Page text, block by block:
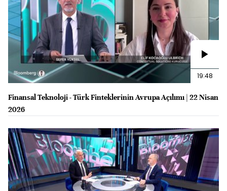
19:48
Finansal Teknoloji - Türk Finteklerinin Avrupa Açılımı | 22 Nisan
2026